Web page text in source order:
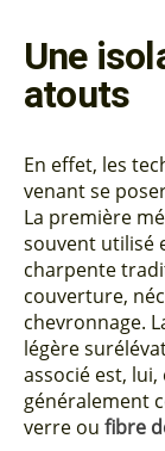
Une
atouts
En effet, les
venant se
La première
souvent utilisé
charpente
couverture,
chevronnage.
légère
associé est,
généralement
verre ou fibre